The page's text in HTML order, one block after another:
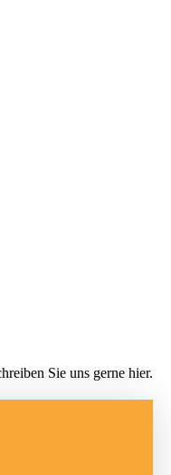
Sie uns gerne hier.